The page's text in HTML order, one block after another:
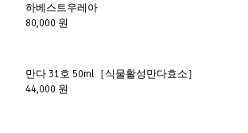
하베스트우레아
80,000 원
만다 31호 50ml［식물활성만다효소］
44,000 원